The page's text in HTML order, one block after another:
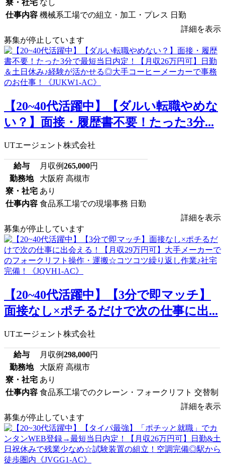
寮・社宅 なし
仕事内容 機械系工場での組立・加工・プレス 日勤
詳細を表示
募集が停止しています
【20~40代活躍中】【ダルい転職やめな
い？】面接・履歴書不要！たった3分...
UTエージェント株式会社
給与 月収例265,000円
勤務地
大阪府 高槻市
寮・社宅 あり
仕事内容 食品系工場での現場事務 日勤
詳細を表示
募集が停止しています
【20~40代活躍中】【3分で即マッチ】
面接なし×ポチるだけで次の仕事に出...
UTエージェント株式会社
給与 月収例298,000円
勤務地
大阪府 高槻市
寮・社宅 あり
仕事内容 食品系工場でのクレーン・フォークリフト 交替制
詳細を表示
募集が停止しています